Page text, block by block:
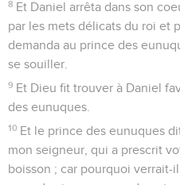
8 Et Daniel arrêta dans son
par les mets délicats du roi et
demanda au prince des
se souiller.
9 Et Dieu fit trouver à Daniel
des eunuques.
10 Et le prince des eunuques
mon seigneur, qui a prescrit
boisson ; car pourquoi verrait-